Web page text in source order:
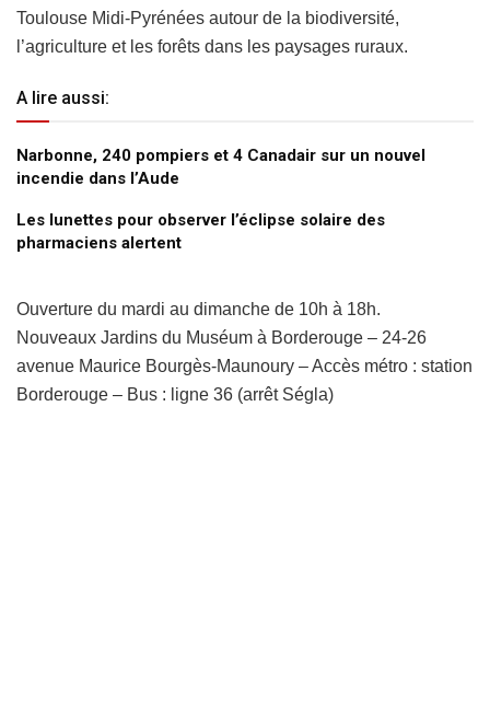
Toulouse Midi-Pyrénées autour de la biodiversité,
l’agriculture et les forêts dans les paysages ruraux.
A lire aussi:
Narbonne, 240 pompiers et 4 Canadair sur un nouvel
incendie dans l’Aude
Les lunettes pour observer l’éclipse solaire des
pharmaciens alertent
Ouverture du mardi au dimanche de 10h à 18h.
Nouveaux Jardins du Muséum à Borderouge – 24-26
avenue Maurice Bourgès-Maunoury – Accès métro : station
Borderouge – Bus : ligne 36 (arrêt Ségla)